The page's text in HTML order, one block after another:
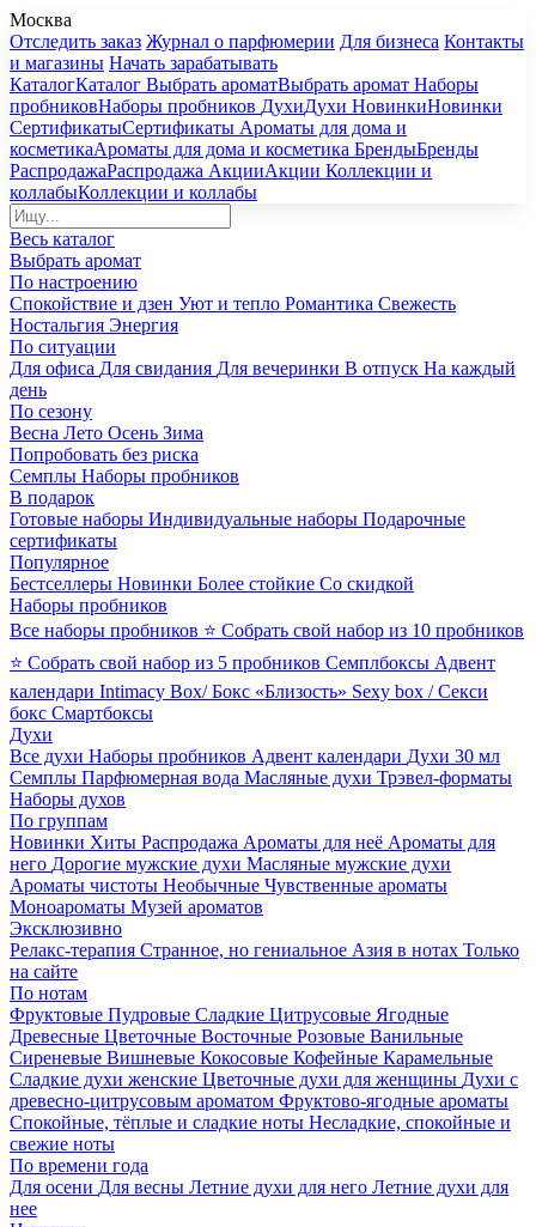
Москва
Отследить заказ Журнал о парфюмерии Для бизнеса Контакты
и магазины Начать зарабатывать
КаталогКаталог Выбрать ароматВыбрать аромат Наборы
пробниковНаборы пробников ДухиДухи НовинкиНовинки
СертификатыСертификаты Ароматы для дома и
косметикаАроматы для дома и косметика БрендыБренды
РаспродажаРаспродажа АкцииАкции Коллекции и
коллабыКоллекции и коллабы
Весь каталог
Выбрать аромат
По настроению
Спокойствие и дзен Уют и тепло Романтика Свежесть
Ностальгия Энергия
По ситуации
Для офиса Для свидания Для вечеринки В отпуск На каждый
день
По сезону
Весна Лето Осень Зима
Попробовать без риска
Семплы Наборы пробников
В подарок
Готовые наборы Индивидуальные наборы Подарочные
сертификаты
Популярное
Бестселлеры Новинки Более стойкие Со скидкой
Наборы пробников
Все наборы пробников ⭐ Собрать свой набор из 10 пробников
⭐ Собрать свой набор из 5 пробников Семплбоксы Адвент
календари Intimacy Box/ Бокс «Близость» Sexy box / Секси
бокс Смартбоксы
Духи
Все духи Наборы пробников Адвент календари Духи 30 мл
Семплы Парфюмерная вода Масляные духи Трэвел-форматы
Наборы духов
По группам
Новинки Хиты Распродажа Ароматы для неё Ароматы для
него Дорогие мужские духи Масляные мужские духи
Ароматы чистоты Необычные Чувственные ароматы
Моноароматы Музей ароматов
Эксклюзивно
Релакс-терапия Странное, но гениальное Азия в нотах Только
на сайте
По нотам
Фруктовые Пудровые Сладкие Цитрусовые Ягодные
Древесные Цветочные Восточные Розовые Ванильные
Сиреневые Вишневые Кокосовые Кофейные Карамельные
Сладкие духи женские Цветочные духи для женщины Духи с
древесно-цитрусовым ароматом Фруктово-ягодные ароматы
Спокойные, тёплые и сладкие ноты Несладкие, спокойные и
свежие ноты
По времени года
Для осени Для весны Летние духи для него Летние духи для
нее